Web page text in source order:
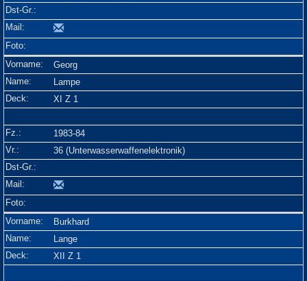
Georg
Lampe
XI Z 1
1983-84
36 (Unterwasserwaffenelektronik)
Burkhard
Lange
XII Z 1